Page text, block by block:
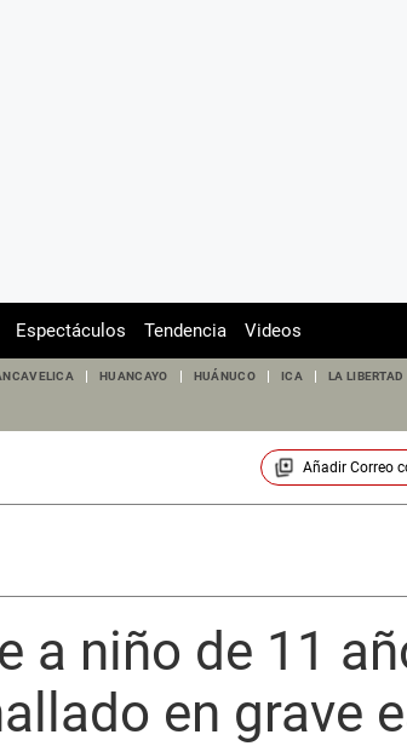
Espectáculos Tendencia Videos
HUANCAYO HUÁNUCO ICA LA LIBERTAD
Añadir Correo
a niño de 11
en grave